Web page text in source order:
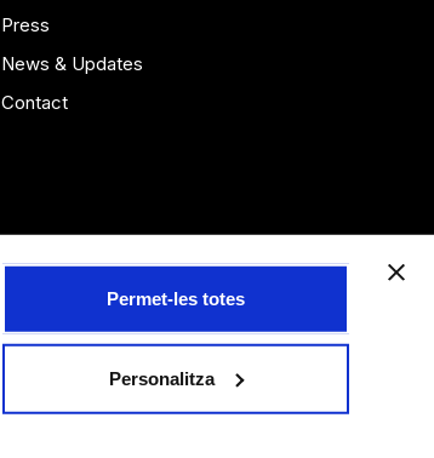
Permet-les totes
Personalitza
Press
News & Updates
Contact